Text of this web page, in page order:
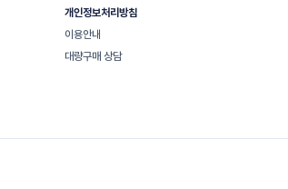
개인정보처리방침
이용안내
대량구매 상담